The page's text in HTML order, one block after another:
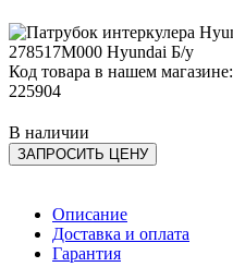
Код товара в нашем магазине:
225904
В наличии
ЗАПРОСИТЬ ЦЕНУ
Описание
Доставка и оплата
Гарантия